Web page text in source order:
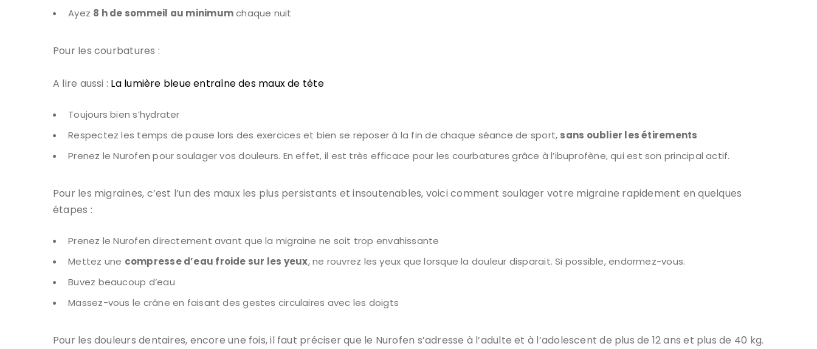
Ayez 8 h de sommeil au minimumchaque nuit
Pour les courbatures :
A lire aussi : La lumière bleue entraîne des maux de tête
Toujours bien s’hydrater
Respectez les temps de pause lors des exercices et bien se reposer à la fin de chaque séance de sport, sans oublier les étirements
Prenez le Nurofen pour soulager vos douleurs. En effet, il est très efficace pour les courbatures grâce à l’ibuprofène, qui est son principal actif.
Pour les migraines, c’est l’un des maux les plus persistants et insoutenables, voici comment soulager votre migraine rapidement en quelques
étapes :
Prenez le Nurofen directement avant que la migraine ne soit trop envahissante
Mettez une compresse d’eau froide sur les yeux, ne rouvrez les yeux que lorsque la douleur disparait. Si possible, endormez-vous.
Buvez beaucoup d’eau
Massez-vous le crâne en faisant des gestes circulaires avec les doigts
Pour les douleurs dentaires, encore une fois, il faut préciser que le Nurofen s’adresse à l’adulte et à l’adolescent de plus de 12 ans et plus de 40 kg.